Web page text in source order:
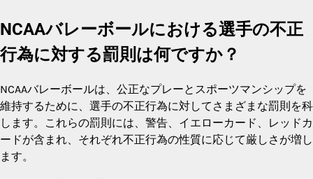
NCAAバレーボールにおける選手の不正
行為に対する罰則は何ですか？
NCAAバレーボールは、公正なプレーとスポーツマンシップを
維持するために、選手の不正行為に対してさまざまな罰則を科
します。これらの罰則には、警告、イエローカード、レッドカ
ードが含まれ、それぞれ不正行為の性質に応じて厳しさが増し
ます。